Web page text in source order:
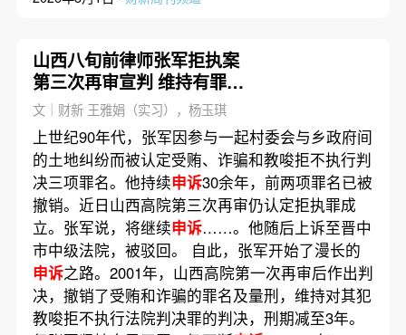
山西八旬前律师张军拒执案
第三次再审宣判 维持有罪判
决
文｜财新 王雅娟（实习），杨玉琪
上世纪90年代，张军因参与一起村委会与乡政府间
的土地纠纷而被认定受贿、诈骗和教唆拒不执行判
决三项罪名。他持续申诉30余年，前两项罪名已被
撤销。近日山西高院第三次再审仍认定拒执罪成
立。张军说，将继续申诉……。他随后上诉至晋中
市中级法院，被驳回。 自此，张军开始了漫长的
申诉之路。2001年，山西高院第一次再审后作出判
决，撤销了受贿和诈骗的罪名及量刑，维持对其犯
教唆拒不执行法院判决罪的判决，刑期减至3年。